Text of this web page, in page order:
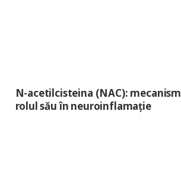
N-acetilcisteina (NAC):
rolul său în neuroinflamație